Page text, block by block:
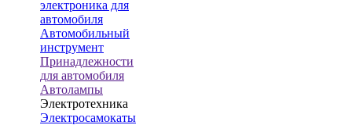
электроника для
автомобиля
Автомобильный
инструмент
Принадлежности
для автомобиля
Автолампы
Электротехника
Электросамокаты